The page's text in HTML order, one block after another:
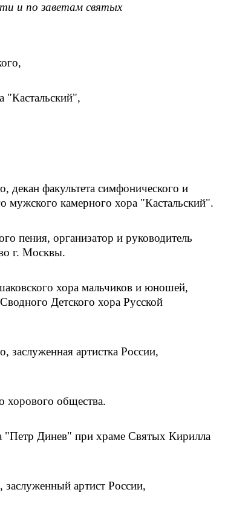
и по заветам святых
"Кастальский",
факультета симфонического и
мужского камерного хора "Кастальский".
пения, организатор и руководитель
г. Москвы.
хора мальчиков и юношей,
Детского хора Русской
артистка России,
хорового общества.
"Петр Динев" при храме Святых Кирилла
артист России,